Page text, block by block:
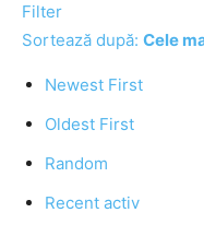
Filter
Sortează după: Cele
Newest First
Oldest First
Random
Recent activ